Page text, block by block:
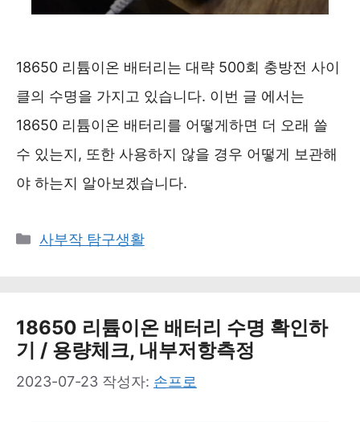
18650 리튬이온 배터리는 대략 500회 충방전 사이
클의 수명을 가지고 있습니다. 이번 글 에서는
18650 리튬이온 배터리를 어떻게하면 더 오래 쓸
수 있는지, 또한 사용하지 않을 경우 어떻게 보관해
야 하는지 알아보겠습니다.
카
사부작 탐구생활
18650 리튬이온 배터리 수명 확인하
기 / 용량체크, 내부저항측정
2023-07-23 작성자: 손프로